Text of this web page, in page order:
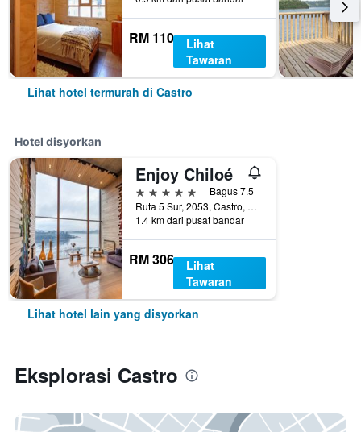
RM 110
Lihat
Tawaran
Lihat hotel termurah di Castro
Hotel disyorkan
Enjoy Chiloé
5 bintang
Bagus 7.5
Ruta 5 Sur, 2053, Castro, Chile
1.4 km dari pusat bandar
RM 306
Lihat
Tawaran
Lihat hotel lain yang disyorkan
Eksplorasi Castro